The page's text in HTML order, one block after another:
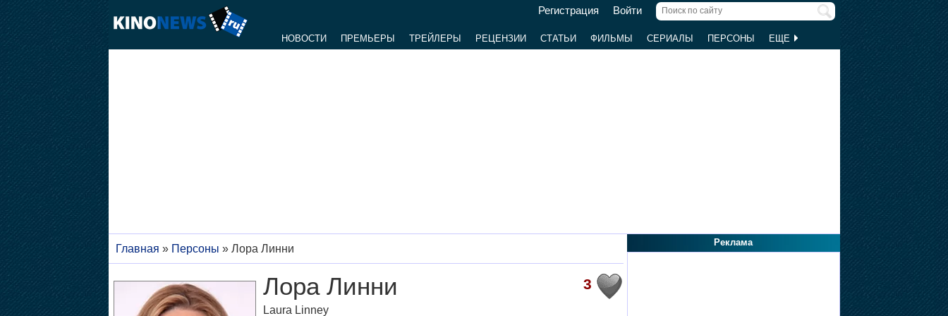
Регистрация Войти
НОВОСТИ ПРЕМЬЕРЫ ТРЕЙЛЕРЫ РЕЦЕНЗИИ СТАТЬИ ФИЛЬМЫ СЕРИАЛЫ ПЕРСОНЫ ЕЩЕ
Главная » Персоны » Лора Линни
3
Лора Линни
Laura Linney
Реклама